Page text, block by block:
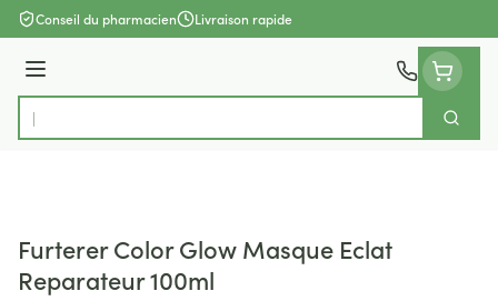
Aller au contenu
Conseil du pharmacien Livraison rapide
Menu
Rechercher
Furterer Color Glow Masque Eclat
Reparateur 100ml